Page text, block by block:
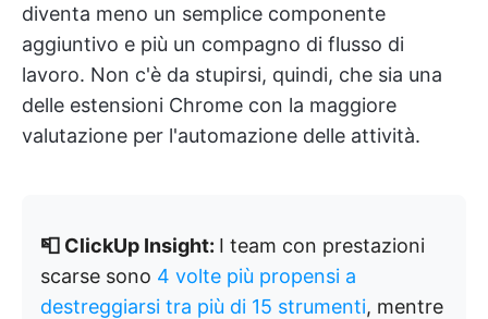
diventa meno un semplice componente
aggiuntivo e più un compagno di flusso di
lavoro. Non c'è da stupirsi, quindi, che sia una
delle estensioni Chrome con la maggiore
valutazione per l'automazione delle attività.
📮 ClickUp Insight: I team con prestazioni
scarse sono 4 volte più propensi a
destreggiarsi tra più di 15 strumenti, mentre